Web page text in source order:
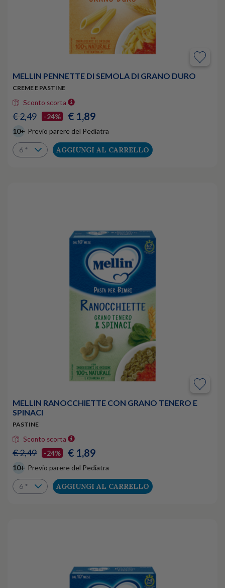
MELLIN PENNETTE DI SEMOLA DI GRANO DURO
CREME E PASTINE
Sconto scorta
€ 2,49 -24% € 1,89
10+ Previo parere del Pediatra
AGGIUNGI AL CARRELLO
MELLIN RANOCCHIETTE CON GRANO TENERO E
SPINACI
PASTINE
Sconto scorta
€ 2,49 -24% € 1,89
10+ Previo parere del Pediatra
AGGIUNGI AL CARRELLO